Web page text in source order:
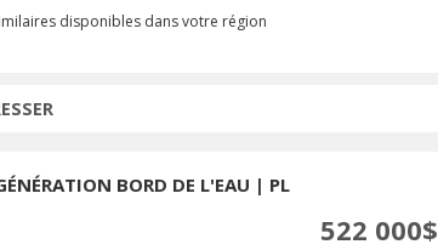
disponibles dans votre région
BORD DE L'EAU | PL
522 000$